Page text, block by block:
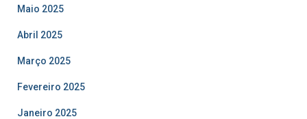
Maio 2025
Abril 2025
Março 2025
Fevereiro 2025
Janeiro 2025